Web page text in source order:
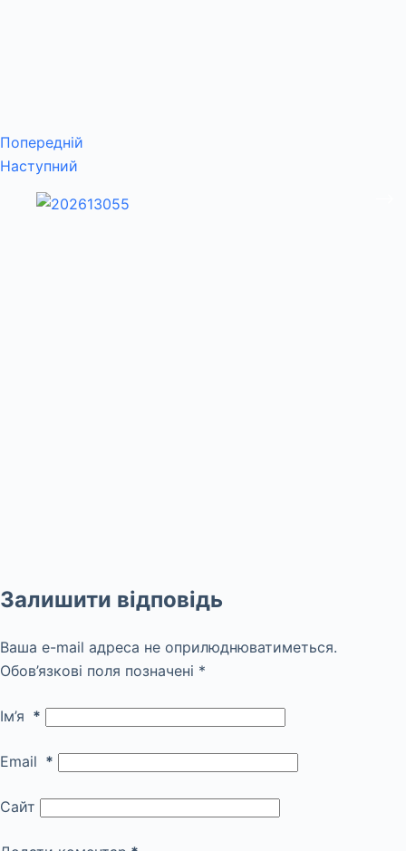
Попередній
Наступний
Залишити відповідь
Ваша e-mail адреса не оприлюднюватиметься.
Обов’язкові поля позначені *
Ім’я *
Email *
Сайт